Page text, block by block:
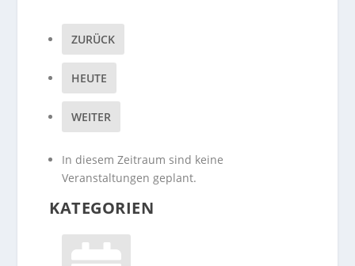
ZURÜCK
HEUTE
WEITER
In diesem Zeitraum sind keine
Veranstaltungen geplant.
KATEGORIEN